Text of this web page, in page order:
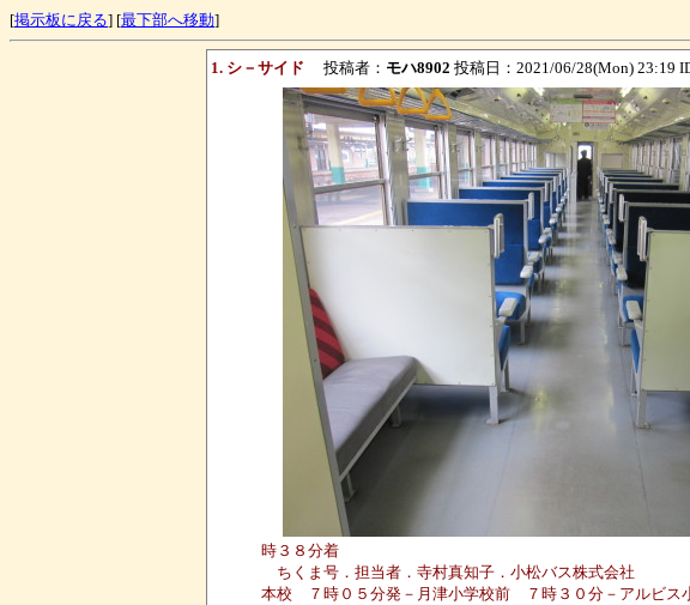
[掲示板に戻る] [最下部へ移動]
1. シ－サイド 投稿者： モハ8902 投稿日：2021/06/28(Mon) 23:19
時３８分着
ちくま号．担当者．寺村真知子．小松バス株式会社
本校 ７時０５分発－月津小学校前 ７時３０分－アルビ